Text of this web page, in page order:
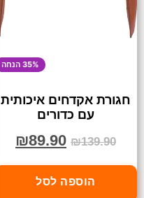
35% הנחה
חגורת אקדחים איכותית
עם כדורים
₪139.90
₪89.90
הוספה לסל